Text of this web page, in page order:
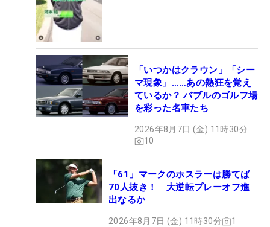
「いつかはクラウン」「シー
マ現象」……あの熱狂を覚え
ているか？ バブルのゴルフ場
を彩った名車たち
2026年8月7日 (金) 11時30分
10
「61」マークのホスラーは勝てば
70人抜き！ 大逆転プレーオフ進
出なるか
2026年8月7日 (金) 11時30分 1